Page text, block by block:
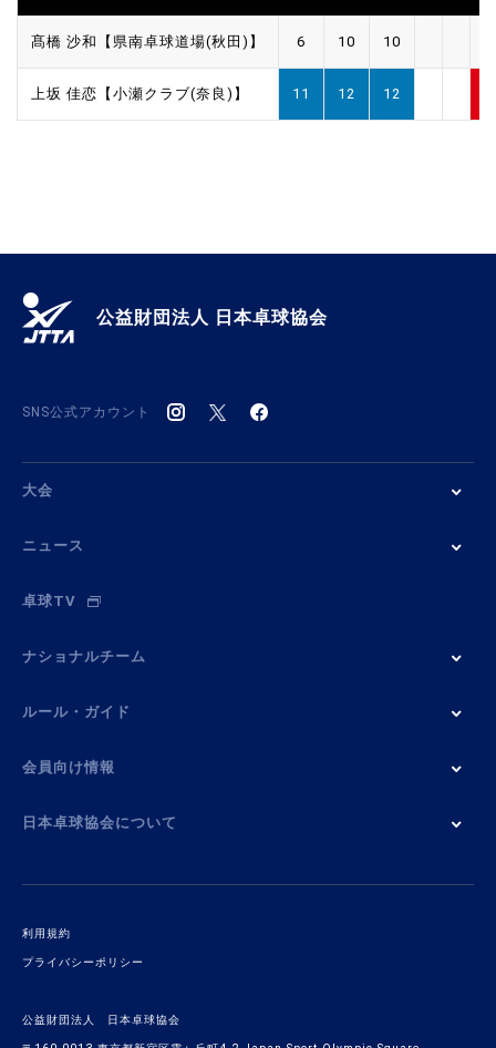
髙橋 沙和【県南卓球道場(秋田)】 6 10 10
上坂 佳恋【小瀬クラブ(奈良)】 11 12 12
公益財団法人 日本卓球協会
SNS公式アカウント
大会
ニュース
卓球TV
ナショナルチーム
ルール・ガイド
会員向け情報
日本卓球協会について
利用規約
プライバシーポリシー
公益財団法人 日本卓球協会